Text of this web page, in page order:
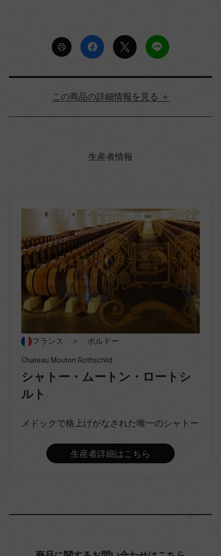
詳細情報
オー・メドック
種類
スティルワイン
味わい
フルボディ
カベルネ・ソーヴィニヨン/メルロー/カベルネ・フ
13％
飲み頃温度
生産者情報
フランス ＞ ボルドー
Chateau Mouton Rothschild
シャトー・ムートン・ロートシ
ルト
メドックで格上げがなされた唯一のシャトー
生産者詳細はこちら